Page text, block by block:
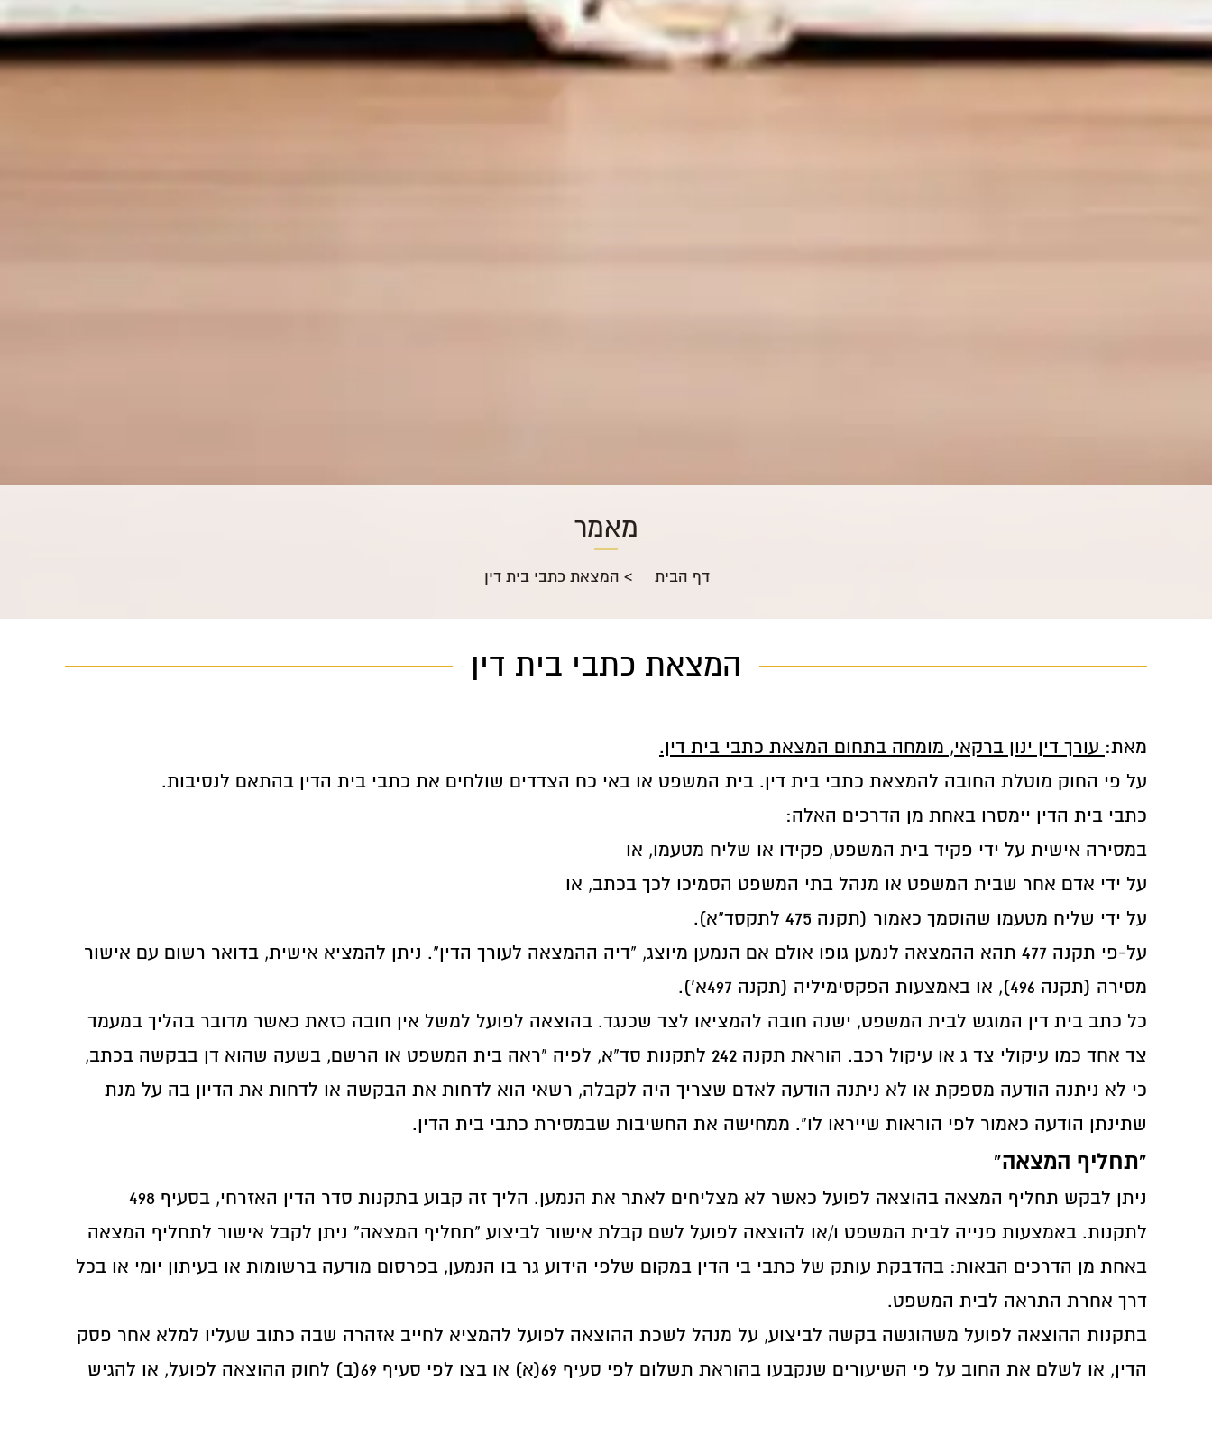
מאמר
דף הבית > המצאת כתבי בית דין
המצאת כתבי בית דין
מאת: עורך דין ינון ברקאי, מומחה בתחום המצאת כתבי בית דין.
על פי החוק מוטלת החובה להמצאת כתבי בית דין. בית המשפט או באי כח הצדדים שולחים את כתבי בית הדין בהתאם לנסיבות.
כתבי בית הדין יימסרו באחת מן הדרכים האלה:
במסירה אישית על ידי פקיד בית המשפט, פקידו או שליח מטעמו, או
על ידי אדם אחר שבית המשפט או מנהל בתי המשפט הסמיכו לכך בכתב, או
על ידי שליח מטעמו שהוסמך כאמור (תקנה 475 לתקסד"א).
על-פי תקנה 477 תהא ההמצאה לנמען גופו אולם אם הנמען מיוצג, "דיה ההמצאה לעורך הדין". ניתן להמציא אישית, בדואר רשום עם אישור
מסירה (תקנה 496), או באמצעות הפקסימיליה (תקנה 497א').
כל כתב בית דין המוגש לבית המשפט, ישנה חובה להמציאו לצד שכנגד. בהוצאה לפועל למשל אין חובה כזאת כאשר מדובר בהליך במעמד
צד אחד כמו עיקולי צד ג או עיקול רכב. הוראת תקנה 242 לתקנות סד"א, לפיה "ראה בית המשפט או הרשם, בשעה שהוא דן בבקשה בכתב,
כי לא ניתנה הודעה מספקת או לא ניתנה הודעה לאדם שצריך היה לקבלה, רשאי הוא לדחות את הבקשה או לדחות את הדיון בה על מנת
שתינתן הודעה כאמור לפי הוראות שייראו לו". ממחישה את החשיבות שבמסירת כתבי בית הדין.
"תחליף המצאה"
ניתן לבקש תחליף המצאה בהוצאה לפועל כאשר לא מצליחים לאתר את הנמען. הליך זה קבוע בתקנות סדר הדין האזרחי, בסעיף 498
לתקנות. באמצעות פנייה לבית המשפט ו/או להוצאה לפועל לשם קבלת אישור לביצוע "תחליף המצאה" ניתן לקבל אישור לתחליף המצאה
באחת מן הדרכים הבאות: בהדבקת עותק של כתבי בי הדין במקום שלפי הידוע גר בו הנמען, בפרסום מודעה ברשומות או בעיתון יומי או בכל
דרך אחרת התראה לבית המשפט.
בתקנות ההוצאה לפועל משהוגשה בקשה לביצוע, על מנהל לשכת ההוצאה לפועל להמציא לחייב אזהרה שבה כתוב שעליו למלא אחר פסק
הדין, או לשלם את החוב על פי השיעורים שנקבעו בהוראת תשלום לפי סעיף 69(א) או בצו לפי סעיף 69(ב) לחוק ההוצאה לפועל, או להגיש